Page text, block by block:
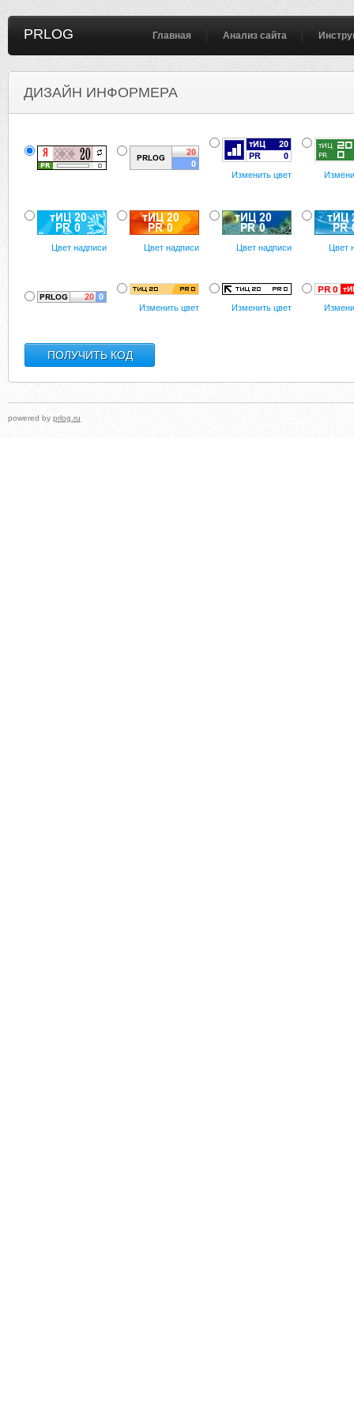
PRLOG Главная Анализ сайта
ДИЗАЙН ИНФОРМЕРА
Изменить цвет
Цвет надписи Цвет надписи Цвет надписи Цвет
Изменить цвет Изменить цвет
powered by prlog.ru